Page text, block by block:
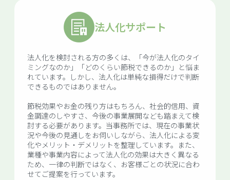
法人化サポート
法人化を検討される方の多くは、「今が法人化のタイ
ミングなのか」「どのくらい節税できるのか」と悩ま
れています。しかし、法人化は単純な損得だけで判断
できるものではありません。
節税効果やお金の残り方はもちろん、社会的信用、資
金調達のしやすさ、今後の事業展開なども踏まえて検
討する必要があります。当事務所では、現在の事業状
況や今後の見通しをお伺いしながら、法人化による変
化やメリット・デメリットを整理しています。また、
業種や事業内容によって法人化の効果は大きく異なる
ため、一律の判断ではなく、お客様ごとの状況に合わ
せてご提案を行っています。